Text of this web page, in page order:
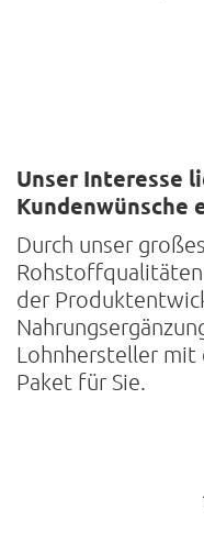
Unser Interesse
Kundenwünsche
Durch unser
der
Lohnhersteller mit
Paket für Sie.